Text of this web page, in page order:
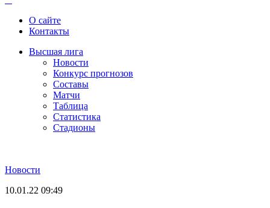
О сайте
Контакты
Высшая лига
Новости
Конкурс прогнозов
Составы
Матчи
Таблица
Статистика
Стадионы
Новости
10.01.22 09:49